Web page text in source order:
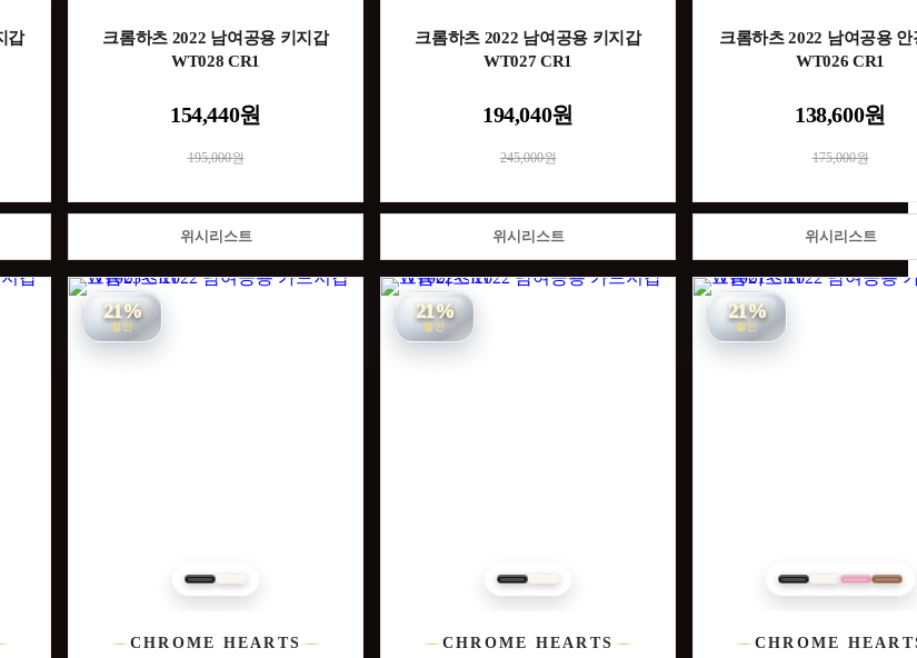
갑
크롬하츠 2022 남여공용 키지갑
WT028 CR1
154,440원
195,000원
위시리스트
크롬하츠 2022 남여공용 키지갑
WT027 CR1
194,040원
245,000원
위시리스트
크롬하츠 2022 남여공용
WT026 CR1
138,600원
175,000원
위시리스트
21%
할인
CHROME HEARTS
21%
할인
CHROME HEARTS
21%
할인
CHROME